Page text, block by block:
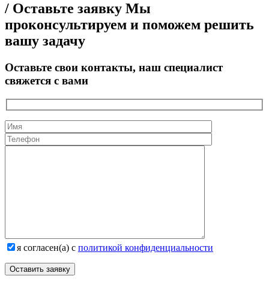
/ Оставьте заявку Мы
проконсультируем и поможем решить
вашу задачу
Оставьте свои контакты, наш специалист
свяжется с вами
я согласен(а) с политикой конфиденциальности